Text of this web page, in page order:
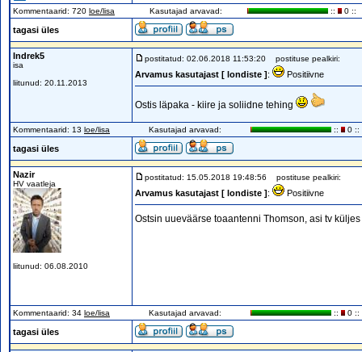
Kommentaarid: 720 loe/lisa Kasutajad arvavad: :: 0 ::
tagasi üles
Indrek5
isa
liitunud: 20.11.2013
postitatud: 02.06.2018 11:53:20 postituse pealkiri:
Arvamus kasutajast [ londiste ]: Positiivne
Ostis läpaka - kiire ja soliidne tehing
Kommentaarid: 13 loe/lisa Kasutajad arvavad: :: 0 ::
tagasi üles
Nazir
HV vaatleja
liitunud: 06.08.2010
postitatud: 15.05.2018 19:48:56 postituse pealkiri:
Arvamus kasutajast [ londiste ]: Positiivne
Ostsin uueväärse toaantenni Thomson, asi tv
Kommentaarid: 34 loe/lisa Kasutajad arvavad: :: 0 ::
tagasi üles